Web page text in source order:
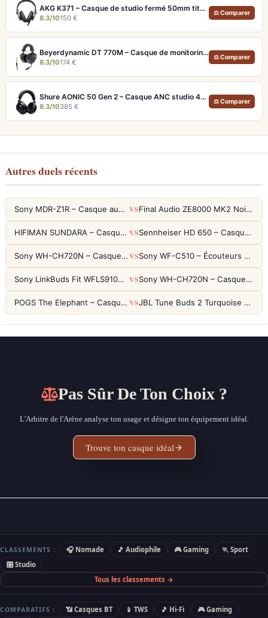
AKG K371 – Casque de studio fermé 50mm titane, réponse 5Hz-50kHz
8.3/10150 €
⚖ Comparer
Beyerdynamic DT 770M – Casque de monitoring fermé 80 Ohm pour studio
8.3/10174 €
⚖ Comparer
Shure AONIC 50 Gen 2 – Casque ANC studio 40h et audio haute résolution USB
8.3/10385 €
⚖ Comparer
Autres duels récents
Sony MDR-Z1R – Casque audiophile fermé haute résolution VS Final Audio ZE8000 MK2 Noir – Écouteurs True Wireless audiophiles 8K Sound
HIFIMAN SUNDARA – Casque Planar Magnetic Ouvert Over-Ear Audiophile VS Sennheiser HD 650 – Casque audiophile ouvert pour l'écoute analytique
Sony WH-CH720N – Casque ANC 35h, Ultra-léger (192g) avec Processeur V1 VS Sony WF-C510 – Écouteurs True Wireless compacts, autonomie 22h et multipoint
Sony LinkBuds Fit WFLS910NW Blanc – Écouteurs Sport Ailes ANC VS Sony WH-CH720N – Casque ANC 35h, Ultra-léger (192g) avec Processeur V1
POGS The Elephant – Casque Filaire Enfants 85dB POGS-Safe™ (Éco-Responsable) VS JBL Tune Buds 2 Turquoise – Écouteurs True Wireless avec ANC et autonomie 48h
Pas Sûr De Ton Choix ?
L'Arbitre de l'Arène analyse ton usage et désigne ton équipement idéal.
Trouve ton casque idéal
CLASSEMENTS : 🎧 Nomade 🎵 Audiophile 🎮 Gaming
🏃 Sport
🎛 Studio
Tous les classements →
COMPARATIFS : 📶 Casques BT 📱 TWS 🎵 Hi-Fi
🎮 Gaming